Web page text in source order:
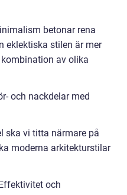
betonar rena
eklektiska stilen är mer
av olika
och nackdelar med
ska vi titta närmare på
moderna arkitekturstilar
och